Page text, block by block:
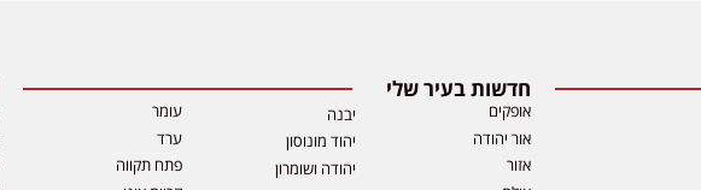
חדשות בעיר שלי
אופקים
אור יהודה
אזור
יבנה
יהוד מונוסון
יהודה ושומרון
עומר
ערד
פתח תקווה